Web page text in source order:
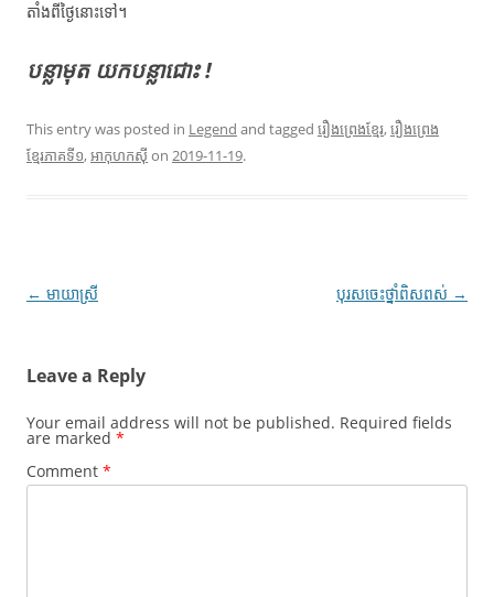
តាំង​ពី​ថ្ងៃ​នោះ​ទៅ។
បន្លា​មុត យក​បន្លា​ជោះ !
This entry was posted in Legend and tagged រឿងព្រេងខ្មែរ,រឿងព្រេង
ខ្មែរភាគទី១,អា​កុហក​ស៊ី on 2019-11-19.
Post
← មាយា​ស្រី បុរស​ចេះ​ថ្នាំ​ពិស​ពស់ →
Leave a Reply
Your email address will not be published. Required fields
are marked *
Comment *